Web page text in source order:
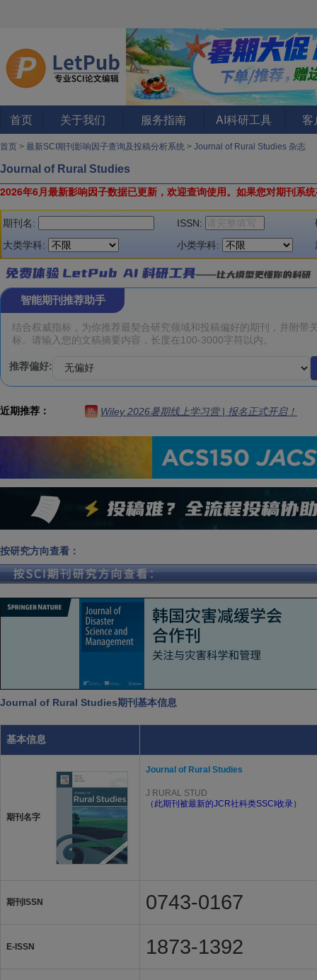
首页 关于我们 服务指南 AI科研工具 客
首页 > 最新SCI期刊影响因子查询及投稿分析系统 > Journal of Rural Studies 杂志
Journal of Rural Studies
2026年6月最新影响因子数据已更新，欢迎查询使用。 如果您对期刊系
期刊名: ISSN:
大类学科:
小类学科:
智能期刊推荐助手
推荐偏好:
近期推荐： 热 Wiley 2026暑期线上学习营 | 报名正式开启！
按研究方向查看：
Journal of Rural Studies期刊基本信息
基本信息
期刊名字
Journal of Rural Studies
J RURAL STUD
（此期刊被最新的JCR社科类SSCI收录）
期刊ISSN 0743-0167
E-ISSN 1873-1392